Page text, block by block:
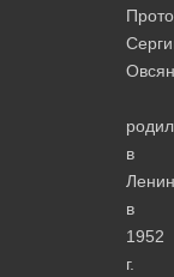
в
в
1952
г.